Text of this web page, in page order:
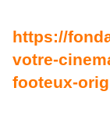
https://
votre-
footeux-